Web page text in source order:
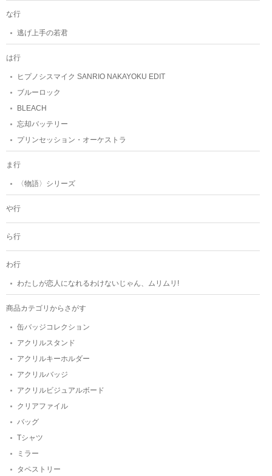
な行
逃げ上手の若君
は行
ヒプノシスマイク SANRIO NAKAYOKU EDIT
ブルーロック
BLEACH
忘却バッテリー
プリンセッション・オーケストラ
ま行
〈物語〉シリーズ
や行
ら行
わ行
わたしが恋人になれるわけないじゃん、ムリムリ!
商品カテゴリからさがす
缶バッジコレクション
アクリルスタンド
アクリルキーホルダー
アクリルバッジ
アクリルビジュアルボード
クリアファイル
バッグ
Tシャツ
ミラー
タペストリー